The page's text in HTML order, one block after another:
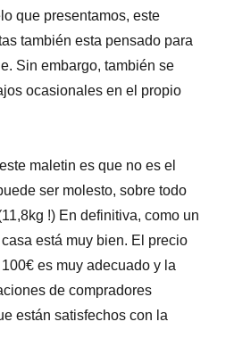
que presentamos, este
también esta pensado para
Sin embargo, también se
ocasionales en el propio
maletin es que no es el
ser molesto, sobre todo
!) En definitiva, como un
está muy bien. El precio
es muy adecuado y la
de compradores
están satisfechos con la